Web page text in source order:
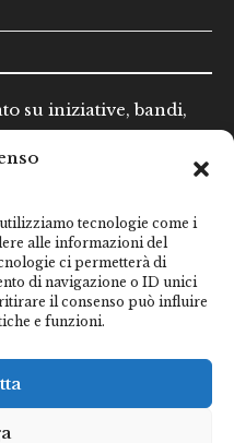
tecnologie come i
alle informazioni del
ci permetterà di
di navigazione o ID unici
il consenso può influire
e funzioni.
su iniziative, bandi,